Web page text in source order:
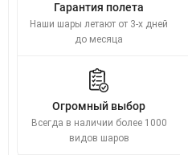
Гарантия полета
Наши шары летают от 3-х дней
до месяца
Огромный выбор
Всегда в наличии более 1000
видов шаров